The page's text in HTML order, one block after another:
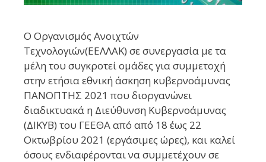
Ο Οργανισμός Ανοιχτών
Τεχνολογιών(ΕΕΛΛΑΚ) σε συνεργασία με τα
μέλη του συγκροτεί ομάδες για συμμετοχή
στην ετήσια εθνική άσκηση κυβερνοάμυνας
ΠΑΝΟΠΤΗΣ 2021 που διοργανώνει
διαδικτυακά η Διεύθυνση Κυβερνοάμυνας
(ΔΙΚΥΒ) του ΓΕΕΘΑ από από 18 έως 22
Οκτωβρίου 2021 (εργάσιμες ώρες), και καλεί
όσους ενδιαφέρονται να συμμετέχουν σε